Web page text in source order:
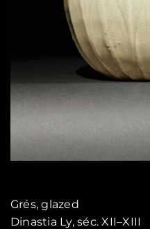
Grés, glazed
Dinastia Ly, séc. XII–XIII